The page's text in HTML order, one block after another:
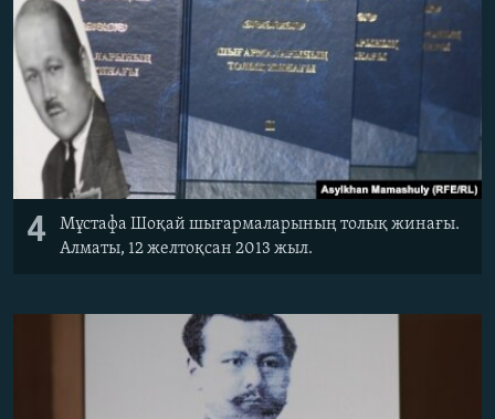
4
Мұстафа Шоқай шығармаларының толық жинағы.
Алматы, 12 желтоқсан 2013 жыл.